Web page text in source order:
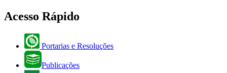
Acesso Rápido
Portarias e Resoluções
Publicações